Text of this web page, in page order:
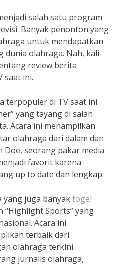
salah satu program
Banyak penonton yang
untuk mendapatkan
olahraga. Nah, kali
review berita
saat ini.
terpopuler di TV saat ini
yang tayang di salah
Acara ini menampilkan
olahraga dari dalam dan
seorang pakar media
favorit karena
up to date dan lengkap.
juga banyaktogel
“Highlight Sports” yang
Acara ini
terbaik dari
olahraga terkini.
jurnalis olahraga,